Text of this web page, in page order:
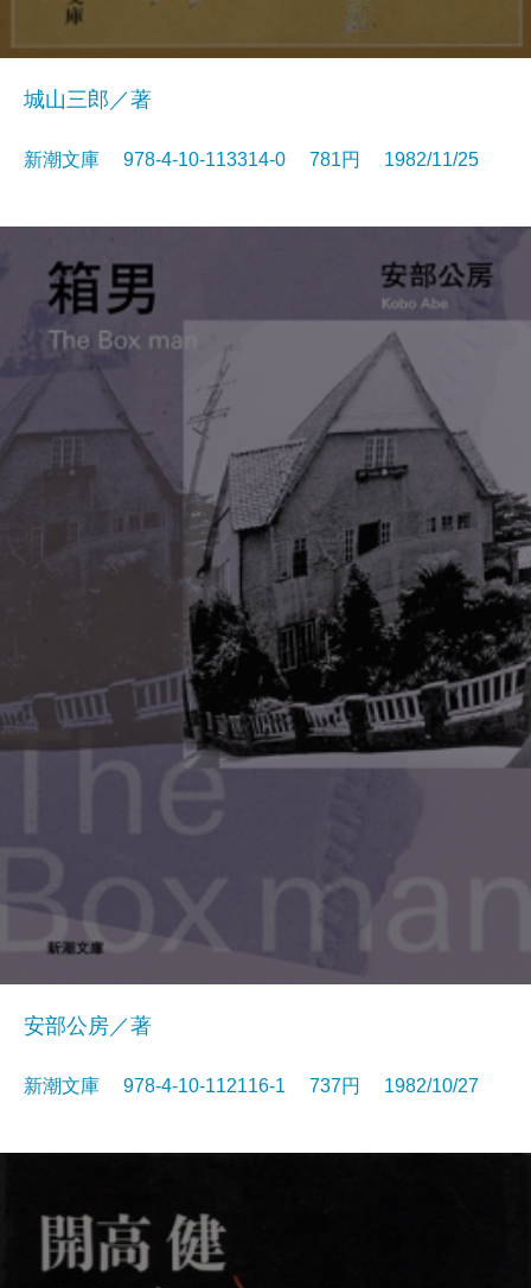
城山三郎／著
新潮文庫 978-4-10-113314-0 781円 1982/11/25
安部公房／著
新潮文庫 978-4-10-112116-1 737円 1982/10/27